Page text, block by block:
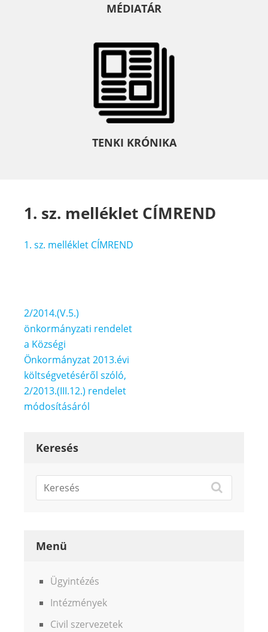
MÉDIATÁR
TENKI KRÓNIKA
1. sz. melléklet CÍMREND
1. sz. melléklet CÍMREND
Bejegyzés
navigáció
2/2014.(V.5.)
önkormányzati rendelet
a Községi
Önkormányzat 2013.évi
költségvetéséről szóló,
2/2013.(III.12.) rendelet
módosításáról
Keresés
Menü
Ügyintézés
Intézmények
Civil szervezetek